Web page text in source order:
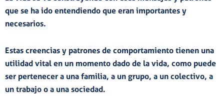
que se ha ido entendiendo que eran importantes y
necesarios.
Estas creencias y patrones de comportamiento tienen una
utilidad vital en un momento dado de la vida, como puede
ser pertenecer a una familia, a un grupo, a un colectivo, a
un trabajo o a una sociedad.